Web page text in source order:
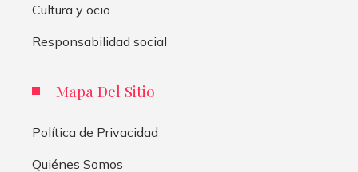
Cultura y ocio
Responsabilidad social
Mapa Del Sitio
Política de Privacidad
Quiénes Somos